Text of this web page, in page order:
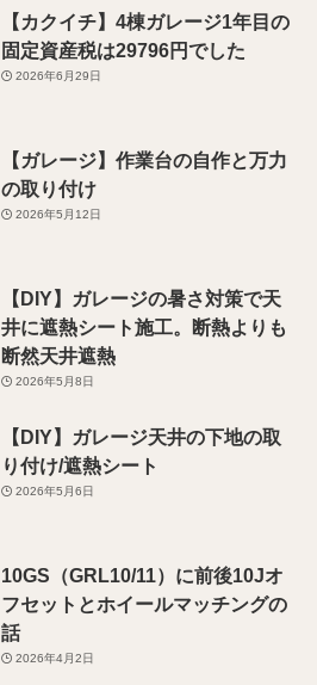
【カクイチ】4棟ガレージ1年目の
固定資産税は29796円でした
2026年6月29日
【ガレージ】作業台の自作と万力
の取り付け
2026年5月12日
【DIY】ガレージの暑さ対策で天
井に遮熱シート施工。断熱よりも
断然天井遮熱
2026年5月8日
【DIY】ガレージ天井の下地の取
り付け/遮熱シート
2026年5月6日
10GS（GRL10/11）に前後10Jオ
フセットとホイールマッチングの
話
2026年4月2日